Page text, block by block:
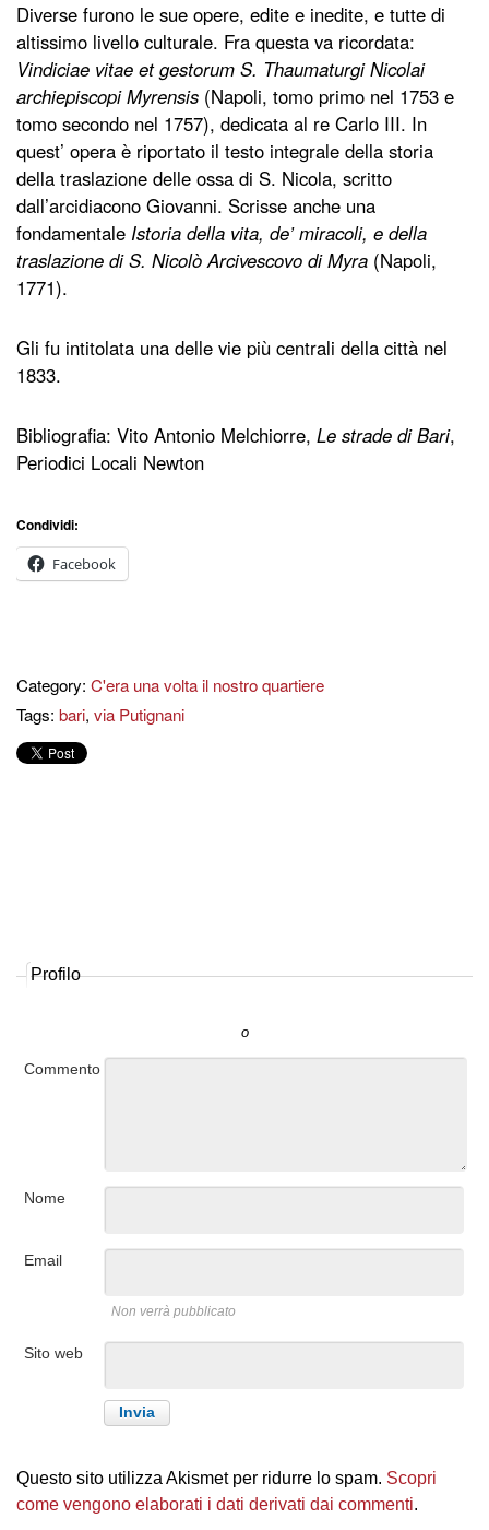
Diverse furono le sue opere, edite e inedite, e tutte di
altissimo livello culturale. Fra questa va ricordata:
Vindiciae vitae et gestorum S. Thaumaturgi Nicolai
archiepiscopi Myrensis (Napoli, tomo primo nel 1753 e
tomo secondo nel 1757), dedicata al re Carlo III. In
quest’ opera è riportato il testo integrale della storia
della traslazione delle ossa di S. Nicola, scritto
dall’arcidiacono Giovanni. Scrisse anche una
fondamentale Istoria della vita, de’ miracoli, e della
traslazione di S. Nicolò Arcivescovo di Myra (Napoli,
1771).
Gli fu intitolata una delle vie più centrali della città nel
1833.
Bibliografia: Vito Antonio Melchiorre, Le strade di Bari,
Periodici Locali Newton
Condividi:
Facebook
Category: C'era una volta il nostro quartiere
Tags: bari, via Putignani
Profilo
o
Commento
Nome
Email
Non verrà pubblicato
Sito web
Questo sito utilizza Akismet per ridurre lo spam. Scopri
come vengono elaborati i dati derivati dai commenti.